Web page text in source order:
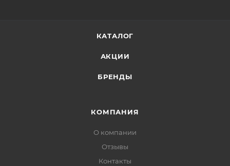
КАТАЛОГ
АКЦИИ
БРЕНДЫ
КОМПАНИЯ
О компании
Отзывы
Контакты